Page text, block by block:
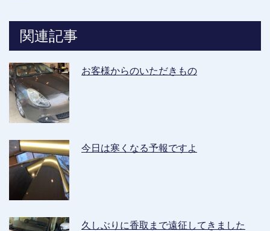
関連記事
お客様からのいただきもの
今日は寒くなる予報ですよ
久しぶりに香取まで遠征してきました